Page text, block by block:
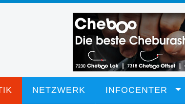
NETZWERK INFOCENTER